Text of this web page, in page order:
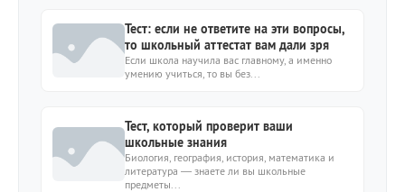
Тест: если не ответите на эти вопросы,
то школьный аттестат вам дали зря
Если школа научила вас главному, а именно
умению учиться, то вы без...
Тест, который проверит ваши
школьные знания
Биология, география, история, математика и
литература — знаете ли вы школьные
предметы...